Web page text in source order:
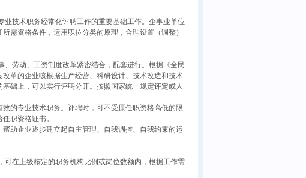
技术职务经常化评聘工作的重要基础工作。企事业单位
需资格条件，运用职位分类的原理，合理设置（调整）
劳动、工资制度改革紧密结合，配套进行。根据《全民
革的企业咳根据生产经营、科研设计、技术改造和技术
础上，可以实行评聘分开。按照国家统一规定评定或人
的专业技术职务。评聘时，可不受原任职资格高低的限
职资格证书。
助企业逐步建立起自主管理、自我调控、自我约束的运
在上级核定的职务机构比例或岗位数额内，根据工作需